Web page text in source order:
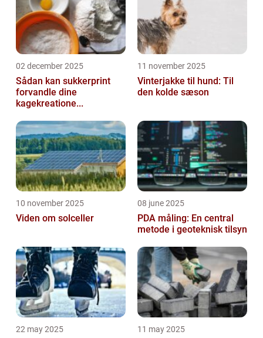
02 december 2025
Sådan kan sukkerprint
forvandle dine
kagekreatione...
11 november 2025
Vinterjakke til hund: Til
den kolde sæson
10 november 2025
Viden om solceller
08 june 2025
PDA måling: En central
metode i geoteknisk tilsyn
22 may 2025 11 may 2025